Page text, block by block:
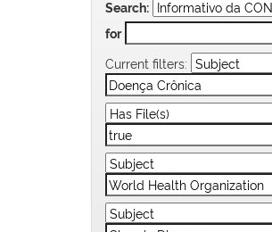
Search:
for
Current filters: